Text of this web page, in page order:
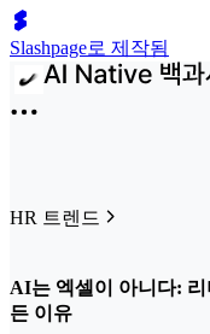
Slashpage로 제작됨
HR 트렌드
AI는 엑셀이 아니다:
든 이유